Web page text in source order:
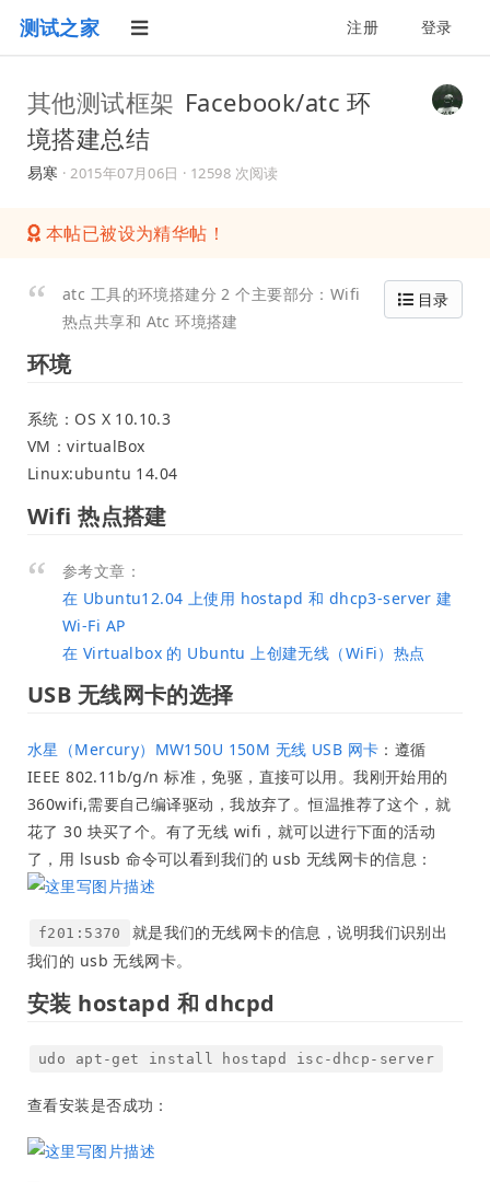
测试之家 注册 登录
其他测试框架 Facebook/atc 环
境搭建总结
易寒 ·2015年07月06日 · 12598 次阅读
本帖已被设为精华帖！
目录
atc 工具的环境搭建分 2 个主要部分：Wifi
热点共享和 Atc 环境搭建
环境
系统：OS X 10.10.3
VM：virtualBox
Linux:ubuntu 14.04
Wifi 热点搭建
参考文章：
在 Ubuntu12.04 上使用 hostapd 和 dhcp3-server 建
Wi-Fi AP
在 Virtualbox 的 Ubuntu 上创建无线（WiFi）热点
USB 无线网卡的选择
水星（Mercury）MW150U 150M 无线 USB 网卡 ：遵循
IEEE 802.11b/g/n 标准，免驱，直接可以用。我刚开始用的
360wifi,需要自己编译驱动，我放弃了。恒温推荐了这个，就
花了 30 块买了个。有了无线 wifi，就可以进行下面的活动
了，用 lsusb 命令可以看到我们的 usb 无线网卡的信息：
f201:5370
就是我们的无线网卡的信息，说明我们识别出
我们的 usb 无线网卡。
安装 hostapd 和 dhcpd
udo apt-get install hostapd isc-dhcp-server
查看安装是否成功：